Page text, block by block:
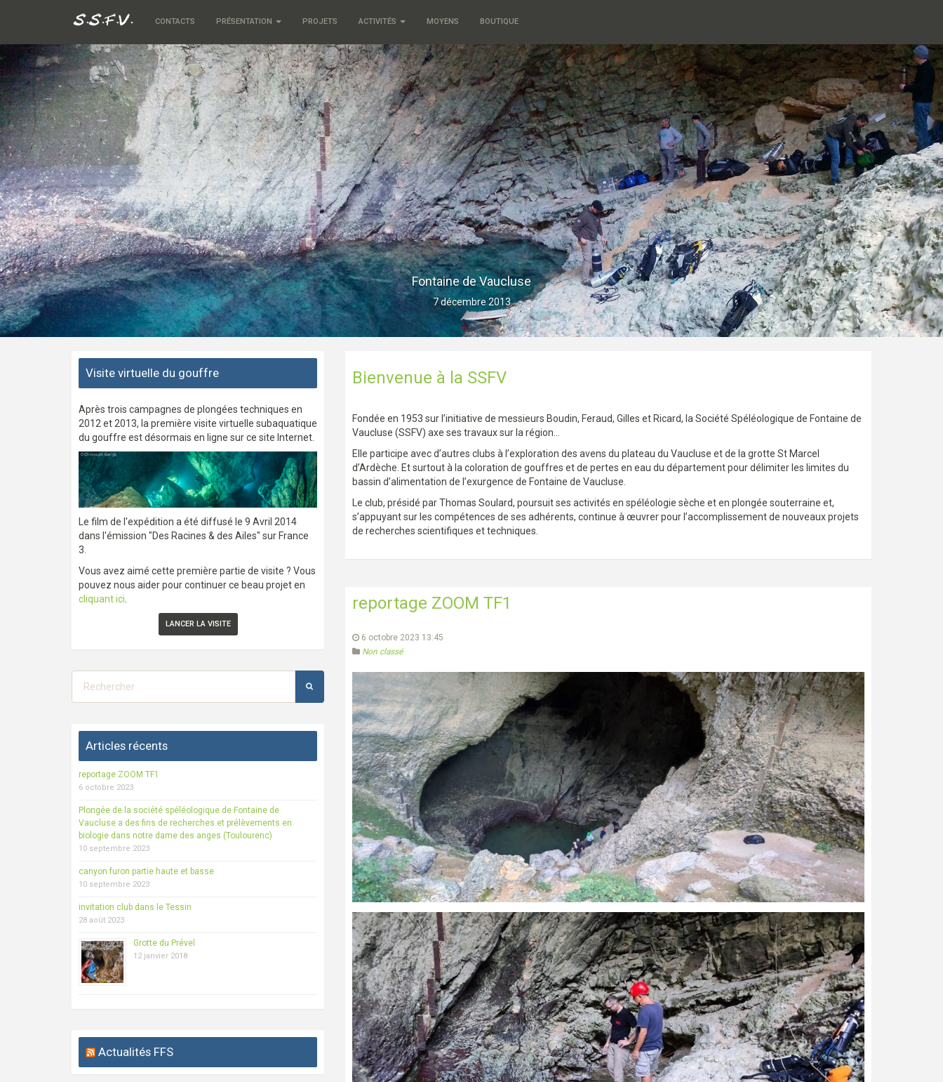
CONTACTS PRÉSENTATION PROJETS ACTIVITÉS MOYENS BOUTIQUE
Fontaine de Vaucluse
7 décembre 2013
Visite virtuelle du gouffre
Après trois campagnes de plongées techniques en
2012 et 2013, la première visite virtuelle subaquatique
du gouffre est désormais en ligne sur ce site Internet.
Le film de l'expédition a été diffusé le 9 Avril 2014
dans l'émission "Des Racines & des Ailes" sur France
3.
Vous avez aimé cette première partie de visite ? Vous
pouvez nous aider pour continuer ce beau projet en
cliquant ici
LANCER LA VISITE
Articles récents
reportage ZOOM TF1
6 octobre 2023
Plongée de la société spéléologique de Fontaine de
Vaucluse a des fins de recherches et prélèvements en
biologie dans notre dame des anges (Toulourenc)
10 septembre 2023
canyon furon partie haute et basse
10 septembre 2023
invitation club dans le Tessin
28 août 2023
Grotte du Prével
12 janvier 2018
Actualités FFS
Bienvenue à la SSFV
Fondée en 1953 sur l’initiative de messieurs Boudin, Feraud, Gilles et Ricard, la Société Spéléologique de Fontaine de
Vaucluse (SSFV) axe ses travaux sur la région…
Elle participe avec d’autres clubs à l’exploration des avens du plateau du Vaucluse et de la grotte St Marcel
d’Ardèche. Et surtout à la coloration de gouffres et de pertes en eau du département pour délimiter les limites du
bassin d’alimentation de l’exurgence de Fontaine de Vaucluse.
Le club, présidé par Thomas Soulard, poursuit ses activités en spéléologie sèche et en plongée souterraine et,
s’appuyant sur les compétences de ses adhérents, continue à œuvrer pour l’accomplissement de nouveaux projets
de recherches scientifiques et techniques.
reportage ZOOM TF1
6 octobre 2023 13:45
Non classé